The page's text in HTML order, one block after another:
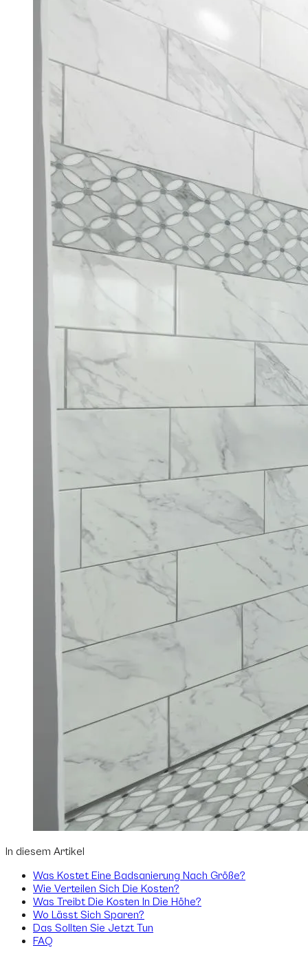
In diesem Artikel
Was Kostet Eine Badsanierung Nach Größe?
Wie Verteilen Sich Die Kosten?
Was Treibt Die Kosten In Die Höhe?
Wo Lässt Sich Sparen?
Das Sollten Sie Jetzt Tun
FAQ